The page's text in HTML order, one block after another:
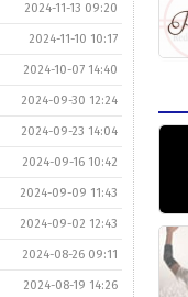
2024-11-13 09:20
2024-11-10 10:17
2024-10-07 14:40
2024-09-30 12:24
2024-09-23 14:04
2024-09-16 10:42
2024-09-09 11:43
2024-09-02 12:43
2024-08-26 09:11
2024-08-19 14:26